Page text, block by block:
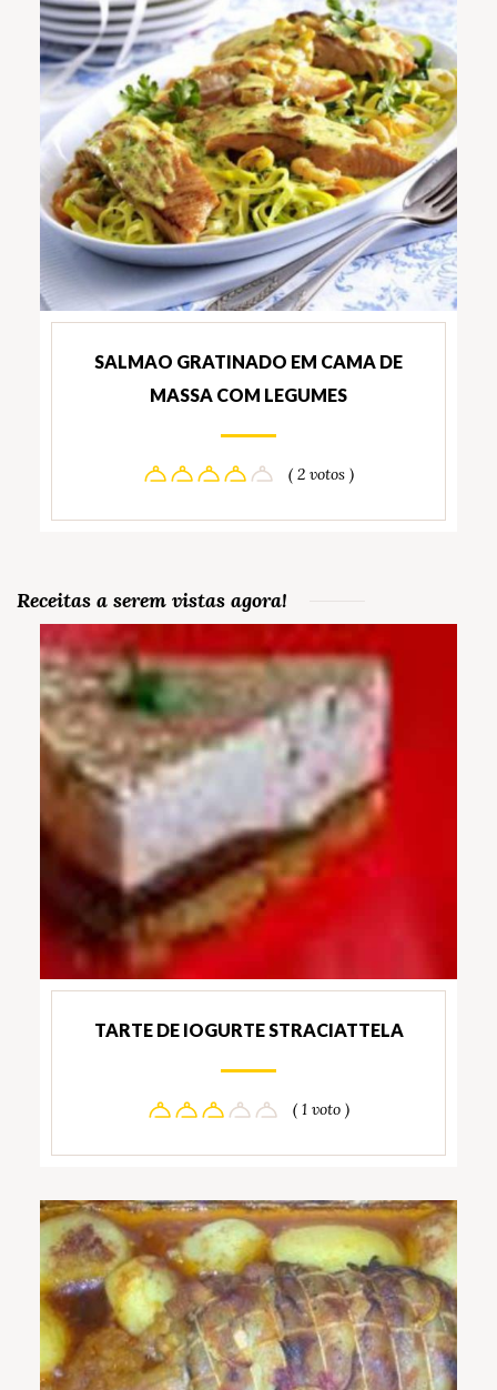
SALMAO GRATINADO EM CAMA DE
MASSA COM LEGUMES
( 2 votos )
Receitas a serem vistas agora!
TARTE DE IOGURTE STRACIATTELA
( 1 voto )